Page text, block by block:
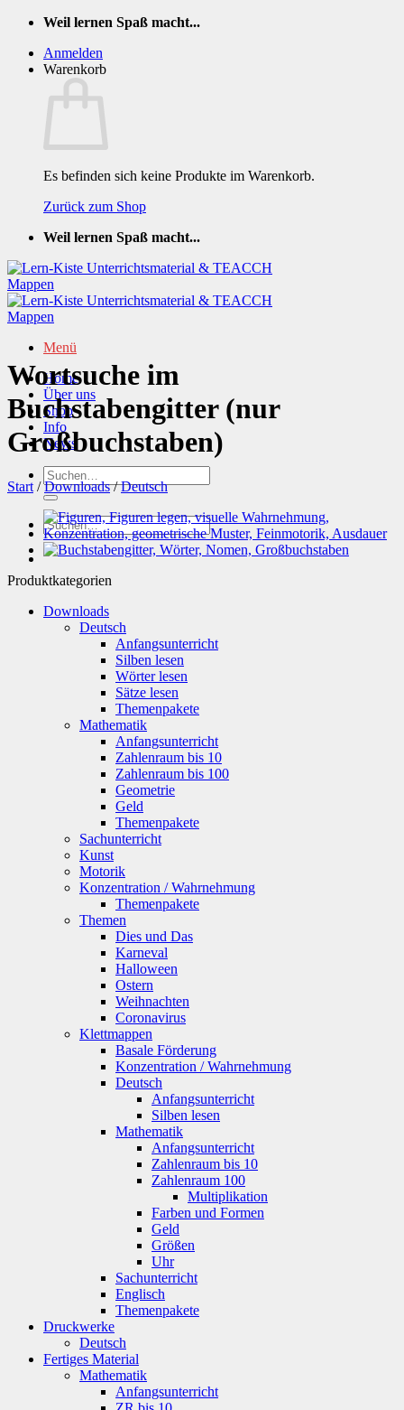
Zum
springen
Weil lernen Spaß macht...
Anmelden
Warenkorb
Es befinden sich keine Produkte im Warenkorb.
Zurück zum Shop
Weil lernen Spaß macht...
Menü
Home
Über uns
Shop
Info
News
Suchen
nach:
Suchen
nach:
Wortsuche im
Buchstabengitter (nur
Großbuchstaben)
Start / Downloads / Deutsch
Produktkategorien
Downloads
Deutsch
Anfangsunterricht
Silben lesen
Wörter lesen
Sätze lesen
Themenpakete
Mathematik
Anfangsunterricht
Zahlenraum bis 10
Zahlenraum bis 100
Geometrie
Geld
Themenpakete
Sachunterricht
Kunst
Motorik
Konzentration / Wahrnehmung
Themenpakete
Themen
Dies und Das
Karneval
Halloween
Ostern
Weihnachten
Coronavirus
Klettmappen
Basale Förderung
Konzentration / Wahrnehmung
Deutsch
Anfangsunterricht
Silben lesen
Mathematik
Anfangsunterricht
Zahlenraum bis 10
Zahlenraum 100
Multiplikation
Farben und Formen
Geld
Größen
Uhr
Sachunterricht
Englisch
Themenpakete
Druckwerke
Deutsch
Fertiges Material
Mathematik
Anfangsunterricht